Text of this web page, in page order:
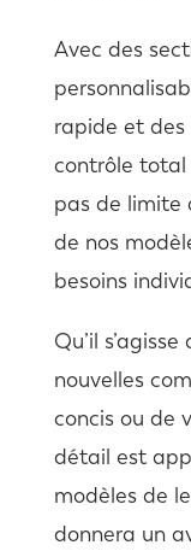
Avec des
rapide et des
contrôle total
pas de limite
de nos
besoins
Qu’il
nouvelles
concis ou de
détail est
modèles de
donnera un